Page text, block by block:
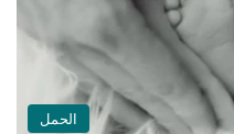
الحمل